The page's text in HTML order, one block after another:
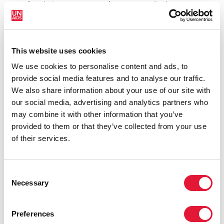
This website uses cookies
We use cookies to personalise content and ads, to
provide social media features and to analyse our traffic.
We also share information about your use of our site with
our social media, advertising and analytics partners who
may combine it with other information that you’ve
provided to them or that they’ve collected from your use
of their services.
Selection
Necessary
Preferences
Ceux qui sont diagnostiqués séropositifs au VIH sont
directement orientés vers des programmes de
camp. Les camps Lihawu ont également constaté un
essor de la circoncision masculine médicale volontaire,
avec près de la moitié des participants qui ont opté
pour cette procédure.
Sauver des vies grâce au football
Le CHAPS dirige également un programme couronné
de succès autour du football, qui a pour but de
masculine médicale volontaire au Swaziland. Grâce à
l'appui du Plan présidentiel américain d’aide
procédure chez les 15-29 ans est passé de 2 770 en